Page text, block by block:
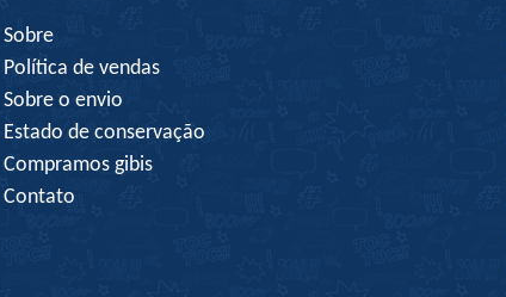
Sobre
Política de vendas
Sobre o envio
Estado de conservação
Compramos gibis
Contato